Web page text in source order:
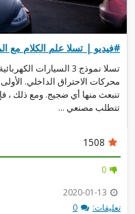
#فيديو | تسلا علم الكلام مع
تسلا نموذج 3 السيارات
محركات الاحتراق الداخلي. الأولى
تنبعث منها أي ضجيج. ومع ذلك ،
تتطلب مصنعي ...
1508
0
2020-01-13
تعليقات:
0